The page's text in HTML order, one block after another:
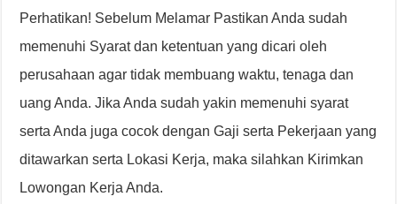
Perhatikan! Sebelum Melamar Pastikan Anda sudah
memenuhi Syarat dan ketentuan yang dicari oleh
perusahaan agar tidak membuang waktu, tenaga dan
uang Anda. Jika Anda sudah yakin memenuhi syarat
serta Anda juga cocok dengan Gaji serta Pekerjaan yang
ditawarkan serta Lokasi Kerja, maka silahkan Kirimkan
Lowongan Kerja Anda.